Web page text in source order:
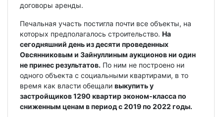
договоры аренды.
Печальная участь постигла почти все объекты, на
которых предполагалось строительство. На
сегодняшний день из десяти проведенных
Овсянниковым и Зайнуллиным аукционов ни один
не принес результатов. По ним не построено ни
одного объекта с социальными квартирами, в то
время как власти обещали выкупить у
застройщиков 1290 квартир эконом-класса по
сниженным ценам в период с 2019 по 2022 годы.